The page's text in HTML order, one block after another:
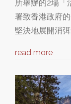
所舉辦的2場「
署致香港政府
堅決地展開消
read more